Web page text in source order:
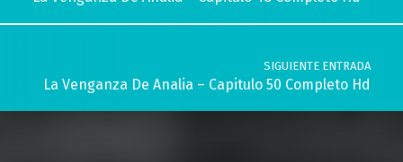
SIGUIENTE ENTRADA
La Venganza De Analia – Capitulo 50 Completo Hd